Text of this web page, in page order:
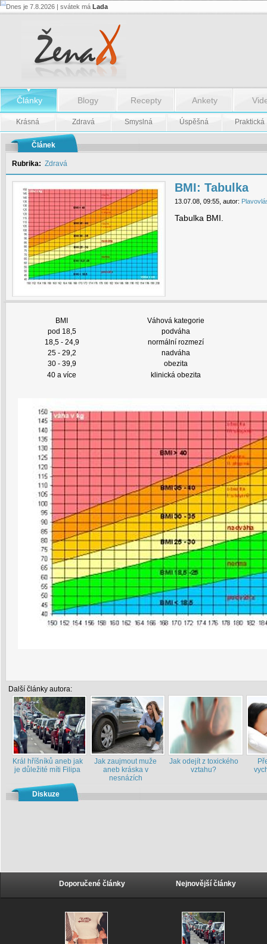
BMI:
Dnes je 7.8.2026 | svátek má Lada
Články Blogy Recepty Ankety
Krásná Zdravá Smyslná Úspěšná Praktická
Článek
Rubrika: Zdravá
BMI: Tabulka
13.07.08, 09:55, autor:
Tabulka BMI.
BMI
Váhová kategorie
pod 18,5
podváha
18,5 - 24,9
normální rozmezí
25 - 29,2
nadváha
30 - 39,9
obezita
40 a více
klinická obezita
Další články autora:
Král hříšníků aneb jak
je důležité míti Filipa
Jak zaujmout muže
aneb kráska v
nesnázích
Jak odejít z toxického
vztahu?
Diskuze
Doporučené články Nejnovější články